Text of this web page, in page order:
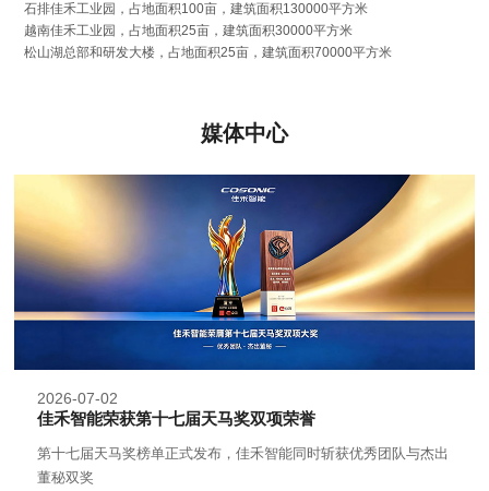
石排佳禾工业园，占地面积100亩，建筑面积130000平方米
越南佳禾工业园，占地面积25亩，建筑面积30000平方米
松山湖总部和研发大楼，占地面积25亩，建筑面积70000平方米
媒体中心
2026-07-02
佳禾智能荣获第十七届天马奖双项荣誉
第十七届天马奖榜单正式发布，佳禾智能同时斩获优秀团队与杰出
董秘双奖